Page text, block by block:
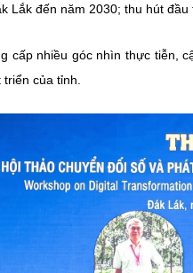
Lắk đến năm 2030; thu hút
cấp nhiều góc nhìn thực tiễn,
của tỉnh.